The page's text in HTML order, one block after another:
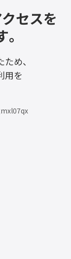
セスを
め、
用を